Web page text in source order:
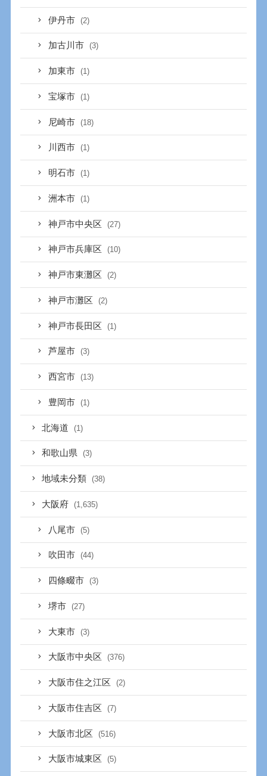
伊丹市 (2)
加古川市 (3)
加東市 (1)
宝塚市 (1)
尼崎市 (18)
川西市 (1)
明石市 (1)
洲本市 (1)
神戸市中央区 (27)
神戸市兵庫区 (10)
神戸市東灘区 (2)
神戸市灘区 (2)
神戸市長田区 (1)
芦屋市 (3)
西宮市 (13)
豊岡市 (1)
北海道 (1)
和歌山県 (3)
地域未分類 (38)
大阪府 (1,635)
八尾市 (5)
吹田市 (44)
四條畷市 (3)
堺市 (27)
大東市 (3)
大阪市中央区 (376)
大阪市住之江区 (2)
大阪市住吉区 (7)
大阪市北区 (516)
大阪市城東区 (5)